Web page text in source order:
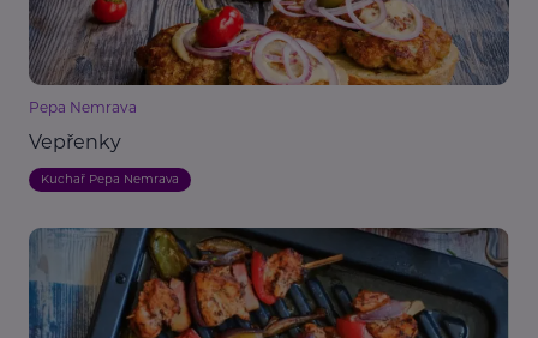
Pepa Nemrava
Vepřenky
Kuchař Pepa Nemrava